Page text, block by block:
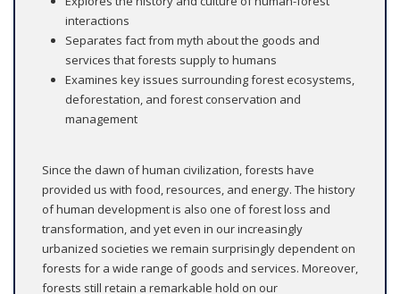
interactions
Separates fact from myth about the goods and
services that forests supply to humans
Examines key issues surrounding forest ecosystems,
deforestation, and forest conservation and
management
Since the dawn of human civilization, forests have
provided us with food, resources, and energy. The history
of human development is also one of forest loss and
transformation, and yet even in our increasingly
urbanized societies we remain surprisingly dependent on
forests for a wide range of goods and services. Moreover,
forests still retain a remarkable hold on our